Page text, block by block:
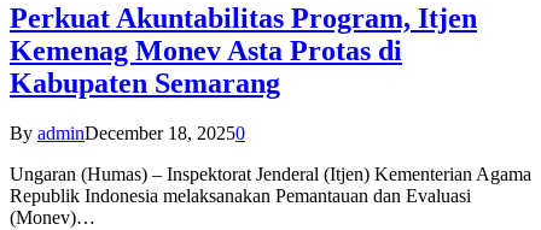
Perkuat Akuntabilitas Program, Itjen
Kemenag Monev Asta Protas di
Kabupaten Semarang
By adminDecember 18, 20250
Ungaran (Humas) – Inspektorat Jenderal (Itjen) Kementerian Agama
Republik Indonesia melaksanakan Pemantauan dan Evaluasi
(Monev)…